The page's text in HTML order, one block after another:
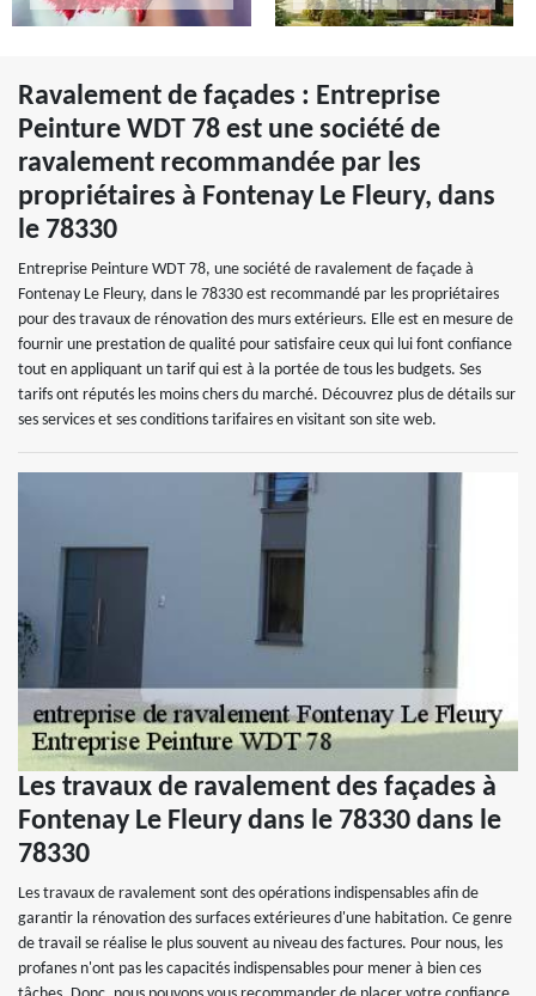
Ravalement de façades : Entreprise
Peinture WDT 78 est une société de
ravalement recommandée par les
propriétaires à Fontenay Le Fleury, dans
le 78330
Entreprise Peinture WDT 78, une société de ravalement de façade à
Fontenay Le Fleury, dans le 78330 est recommandé par les propriétaires
pour des travaux de rénovation des murs extérieurs. Elle est en mesure de
fournir une prestation de qualité pour satisfaire ceux qui lui font confiance
tout en appliquant un tarif qui est à la portée de tous les budgets. Ses
tarifs ont réputés les moins chers du marché. Découvrez plus de détails sur
ses services et ses conditions tarifaires en visitant son site web.
Les travaux de ravalement des façades à
Fontenay Le Fleury dans le 78330 dans le
78330
Les travaux de ravalement sont des opérations indispensables afin de
garantir la rénovation des surfaces extérieures d'une habitation. Ce genre
de travail se réalise le plus souvent au niveau des factures. Pour nous, les
profanes n'ont pas les capacités indispensables pour mener à bien ces